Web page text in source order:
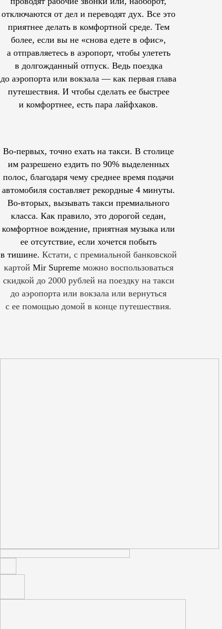
отключаются от дел и переводят дух. Все это
приятнее делать в комфортной среде. Тем
более, если вы не «снова едете в офис»,
а отправляетесь в аэропорт, чтобы улететь
в долгожданный отпуск. Ведь поездка
до аэропорта или вокзала — как первая глава
путешествия. И чтобы сделать ее быстрее
и комфортнее, есть пара лайфхаков.
Во-первых, точно ехать на такси. В столице
им разрешеноездить по 90% выделенных
полос, благодаря чему среднее время подачи
автомобиля составляет рекордные 4 минуты.
Во-вторых, вызывать такси премиального
класса. Как правило, это дорогой седан,
комфортное вождение, приятная музыка или
ее отсутствие, если хочется побыть
в тишине. Кстати, с премиальной банковской
картой Mir Supreme можно воспользоваться
скидкой до 2000 рублей на поездку на такси
до аэропорта или вокзала или вернуться
с ее помощью домой в конце путешествия.